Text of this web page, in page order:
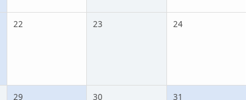
22 23 24
29 30 31